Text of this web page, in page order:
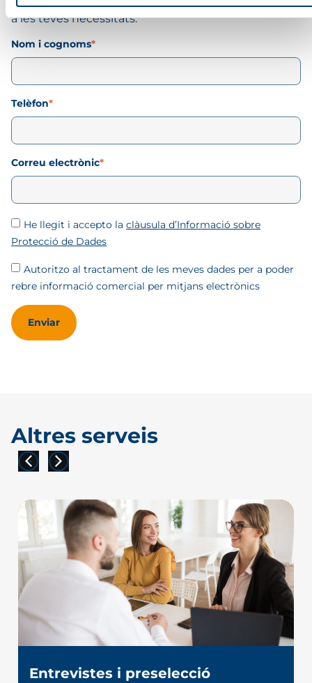
a les teves necessitats.
Nom i cognoms*
Telèfon*
Correu electrònic*
He llegit i accepto la clàusula d’Informació sobre
Protecció de Dades
Autoritzo al tractament de les meves dades per a poder
rebre informació comercial per mitjans electrònics
Enviar
Altres serveis
Entrevistes i preselecció​